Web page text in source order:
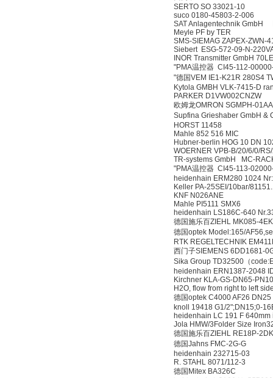
SERTO SO 33021-10
suco 0180-45803-2-006
SAT Anlagentechnik GmbH
Meyle PF by TER
SMS-SIEMAG ZAPEX-ZWN-
Siebert ESG-572-09-N-
INOR Transmitter GmbH
"PMA温控器 CI45-112-
"德国VEM IE1-K21R 280S4
Kytola GMBH VLK-7415-D
PARKER D1VW002CNZW
欧姆龙OMRON SGMPH-
Supfina Grieshaber GmbH &
HORST 11458
Mahle 852 516 MIC
Hubner-berlin HOG 10 DN
WOERNER VPB-B/20/6/0/
TR-systems GmbH MC-
"PMA温控器 CI45-113-
heidenhain ERM280 1024
Keller PA-25SEI/10bar/
KNF N026ANE
Mahle PI5111 SMX6
heidenhain LS186C-640
德国施乐百ZIEHL MK085-
德国optek Model:165/
RTK REGELTECHNIK
西门子SIEMENS 6DD1681-
Sika Group TD32500（
heidenhain ERN1387-2048
Kirchner KLA-GS-DN65-
H2O, flow from right to left
德国optek C4000 AF26
knoll 19418 G1/2";DN15;0-
heidenhain LC 191 F
Jola HMW/3Folder Size
德国施乐百ZIEHL RE18P-
德国Jahns FMC-2G-G
heidenhain 232715-03
R. STAHL 8071/112-3
德国Mitex BA326C